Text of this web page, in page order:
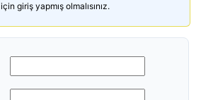
giriş yapmış olmalısınız.